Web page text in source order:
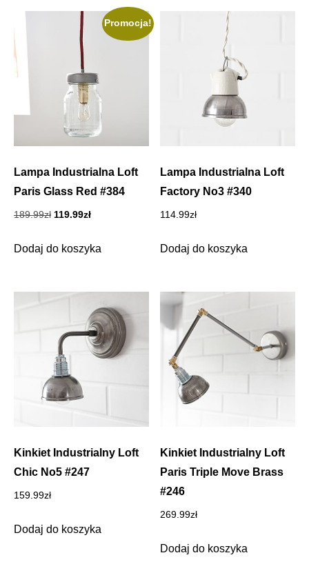
Promocja!
Lampa Industrialna Loft
Paris Glass Red #384
189.99zł Pierwotna
wynosiła:
119.99złAktualna
wynosi:
Dodaj do koszyka
Lampa Industrialna Loft
Factory No3 #340
114.99zł
Dodaj do koszyka
Kinkiet Industrialny Loft
Chic No5 #247
159.99zł
Dodaj do koszyka
Kinkiet Industrialny Loft
Paris Triple Move Brass
#246
269.99zł
Dodaj do koszyka